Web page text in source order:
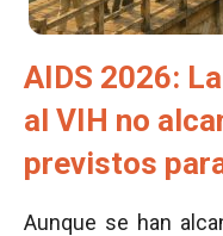
AIDS 2026:
al VIH no
previstos
Aunque se han